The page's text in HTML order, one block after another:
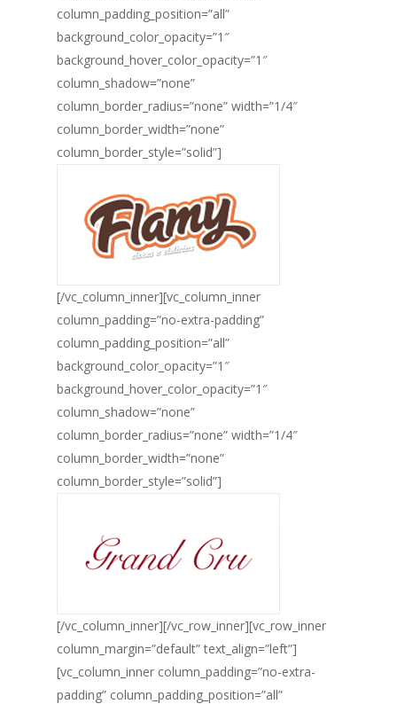
column_padding_position=”all”
background_color_opacity=”1″
background_hover_color_opacity=”1″
column_shadow=”none”
column_border_radius=”none” width=”1/4″
column_border_width=”none”
column_border_style=”solid”]
[/vc_column_inner][vc_column_inner
column_padding=”no-extra-padding”
column_padding_position=”all”
background_color_opacity=”1″
background_hover_color_opacity=”1″
column_shadow=”none”
column_border_radius=”none” width=”1/4″
column_border_width=”none”
column_border_style=”solid”]
[/vc_column_inner][/vc_row_inner][vc_row_inner
column_margin=”default” text_align=”left”]
[vc_column_inner column_padding=”no-extra-
padding” column_padding_position=”all”